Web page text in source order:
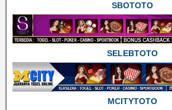
SBOTOTO
SELEBTOTO
MCITYTOTO